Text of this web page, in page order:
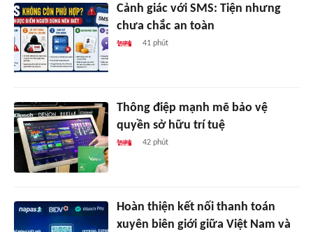
Cảnh giác với SMS: Tiện nhưng
chưa chắc an toàn
41 phút
Thông điệp mạnh mẽ bảo vệ
quyền sở hữu trí tuệ
42 phút
Hoàn thiện kết nối thanh toán
xuyên biên giới giữa Việt Nam và